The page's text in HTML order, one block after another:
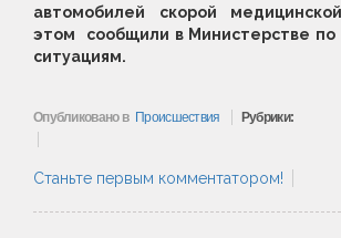
автомобилей скорой
этом сообщили в Министерстве по
ситуациям.
Опубликовано в Происшествия Рубрики:
Станьте первым комментатором!